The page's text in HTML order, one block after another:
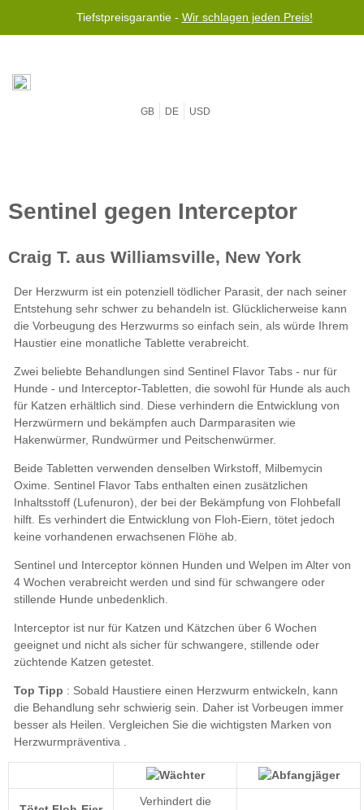
Tiefstpreisgarantie - Wir schlagen jeden Preis!
GB DE USD
Top Tipp
Vergleichen Sie die wichtigsten Marken von
Herzwurmpräventiva
Verhindert die